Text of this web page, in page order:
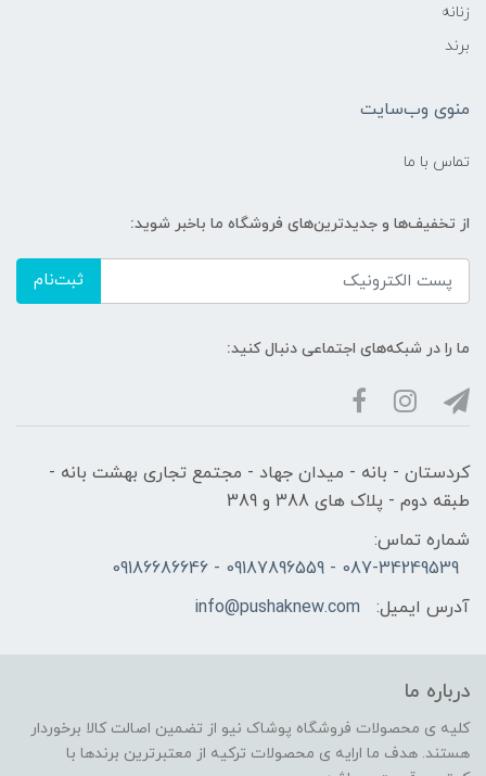
زنانه
برند
منوی وب‌سایت
تماس با ما
از تخفیف‌ها و جدیدترین‌های فروشگاه ما باخبر شوید:
ثبت‌نام
ما را در شبکه‌های اجتماعی دنبال کنید:
کردستان - بانه - میدان جهاد - مجتمع تجاری بهشت بانه -
طبقه دوم - پلاک های 388 و 389
شماره تماس:
087-34249539 - 09187896559 - 09186686646
آدرس ایمیل:
info@pushaknew.com
درباره ما
کلیه ی محصولات فروشگاه پوشاک نیو از تضمین اصالت کالا برخوردار
هستند. هدف ما ارایه ی محصولات ترکیه از معتبرترین برندها با